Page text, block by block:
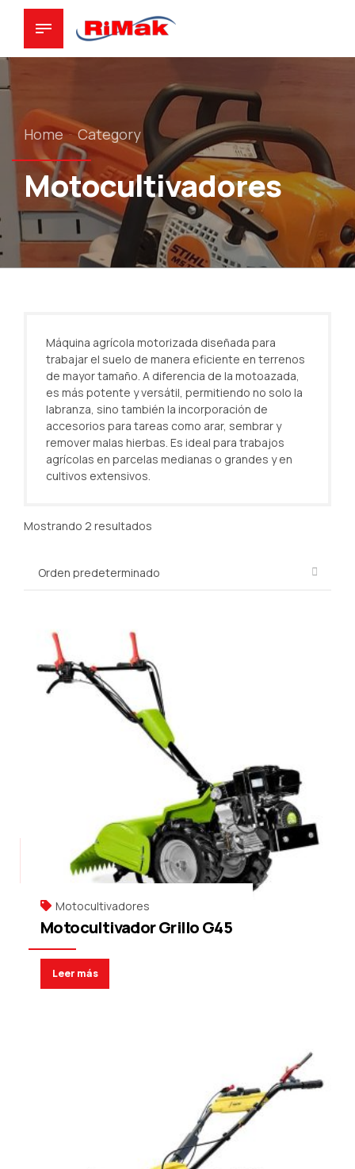
Home Category
Motocultivadores
Máquina agrícola motorizada diseñada para
trabajar el suelo de manera eficiente en terrenos
de mayor tamaño. A diferencia de la motoazada,
es más potente y versátil, permitiendo no solo la
labranza, sino también la incorporación de
accesorios para tareas como arar, sembrar y
remover malas hierbas. Es ideal para trabajos
agrícolas en parcelas medianas o grandes y en
cultivos extensivos.
Mostrando 2 resultados
Motocultivadores
Motocultivador Grillo G45
Leer más